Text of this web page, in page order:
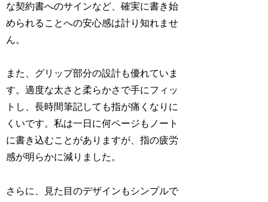
な契約書へのサインなど、確実に書き始
められることへの安心感は計り知れませ
ん。
また、グリップ部分の設計も優れていま
す。適度な太さと柔らかさで手にフィッ
トし、長時間筆記しても指が痛くなりに
くいです。私は一日に何ページもノート
に書き込むことがありますが、指の疲労
感が明らかに減りました。
さらに、見た目のデザインもシンプルで